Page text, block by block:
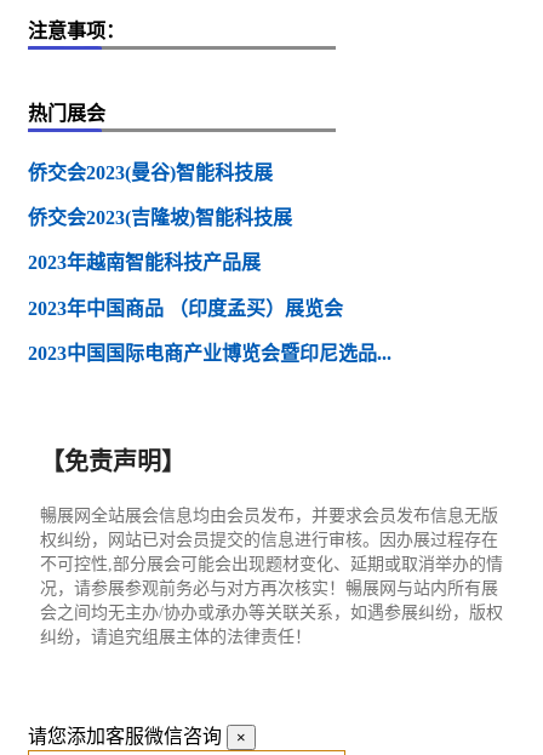
注意事项：
热门展会
侨交会2023(曼谷)智能科技展
侨交会2023(吉隆坡)智能科技展
2023年越南智能科技产品展
2023年中国商品 （印度孟买）展览会
2023中国国际电商产业博览会暨印尼选品...
【免责声明】
暢展网全站展会信息均由会员发布，并要求会员发布信息无版
权纠纷，网站已对会员提交的信息进行审核。因办展过程存在
不可控性,部分展会可能会出现题材变化、延期或取消举办的情
况，请参展参观前务必与对方再次核实！暢展网与站内所有展
会之间均无主办/协办或承办等关联关系，如遇参展纠纷，版权
纠纷，请追究组展主体的法律责任！
请您添加客服微信咨询 ×